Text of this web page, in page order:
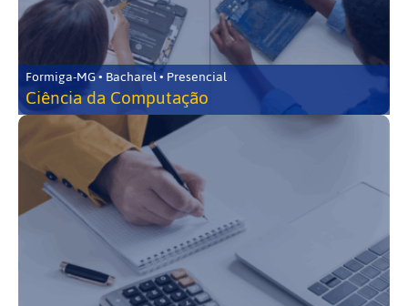
Formiga-MG • Bacharel • Presencial
Ciência da Computação